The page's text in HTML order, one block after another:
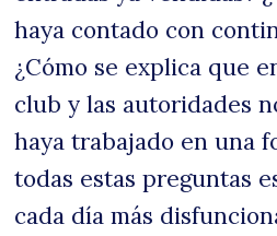
haya contado con
¿Cómo se explica que
club y las autoridades
haya trabajado en una
todas estas preguntas
cada día más